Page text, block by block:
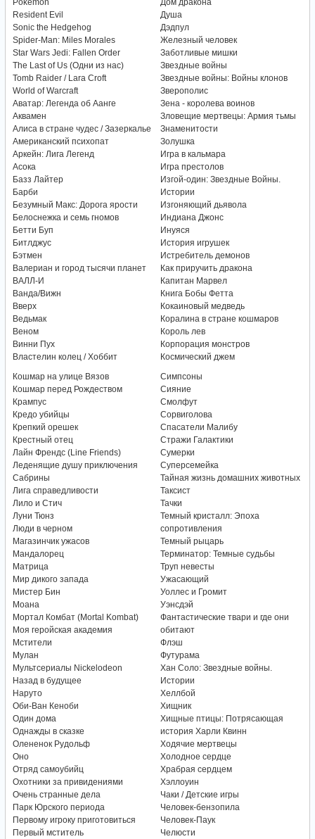
Pokemon
Resident Evil
Sonic the Hedgehog
Spider-Man: Miles Morales
Star Wars Jedi: Fallen Order
The Last of Us (Одни из нас)
Tomb Raider / Lara Croft
World of Warcraft
Аватар: Легенда об Аанге
Аквамен
Алиса в стране чудес / Зазеркалье
Американский психопат
Аркейн: Лига Легенд
Асока
Базз Лайтер
Барби
Безумный Макс: Дорога ярости
Белоснежка и семь гномов
Бетти Буп
Битлджус
Бэтмен
Валериан и город тысячи планет
ВАЛЛ-И
Ванда/Вижн
Вверх
Ведьмак
Веном
Винни Пух
Властелин колец / Хоббит
Дом дракона
Душа
Дэдпул
Железный человек
Заботливые мишки
Звездные войны
Звездные войны: Войны клонов
Зверополис
Зена - королева воинов
Зловещие мертвецы: Армия тьмы
Знаменитости
Золушка
Игра в кальмара
Игра престолов
Изгой-один: Звездные Войны.
Истории
Изгоняющий дьявола
Индиана Джонс
Инуяся
История игрушек
Истребитель демонов
Как приручить дракона
Капитан Марвел
Книга Бобы Фетта
Кокаиновый медведь
Коралина в стране кошмаров
Король лев
Корпорация монстров
Космический джем
Кошмар на улице Вязов
Кошмар перед Рождеством
Крампус
Кредо убийцы
Крепкий орешек
Крестный отец
Лайн Френдс (Line Friends)
Леденящие душу приключения
Сабрины
Лига справедливости
Лило и Стич
Луни Тюнз
Люди в черном
Магазинчик ужасов
Мандалорец
Матрица
Мир дикого запада
Мистер Бин
Моана
Мортал Комбат (Mortal Kombat)
Моя геройская академия
Мстители
Мулан
Мультсериалы Nickelodeon
Назад в будущее
Наруто
Оби-Ван Кеноби
Один дома
Однажды в сказке
Олененок Рудольф
Оно
Отряд самоубийц
Охотники за привидениями
Очень странные дела
Парк Юрского периода
Первому игроку приготовиться
Первый мститель
Симпсоны
Сияние
Смолфут
Сорвиголова
Спасатели Малибу
Стражи Галактики
Сумерки
Суперсемейка
Тайная жизнь домашних животных
Таксист
Тачки
Темный кристалл: Эпоха
сопротивления
Темный рыцарь
Терминатор: Темные судьбы
Труп невесты
Ужасающий
Уоллес и Громит
Уэнсдэй
Фантастические твари и где они
обитают
Флэш
Футурама
Хан Соло: Звездные войны.
Истории
Хеллбой
Хищник
Хищные птицы: Потрясающая
история Харли Квинн
Ходячие мертвецы
Холодное сердце
Храбрая сердцем
Хэллоуин
Чаки / Детские игры
Человек-бензопила
Человек-Паук
Челюсти